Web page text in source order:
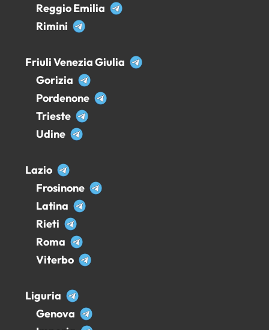
Reggio Emilia
Rimini
Friuli Venezia Giulia
Gorizia
Pordenone
Trieste
Udine
Lazio
Frosinone
Latina
Rieti
Roma
Viterbo
Liguria
Genova